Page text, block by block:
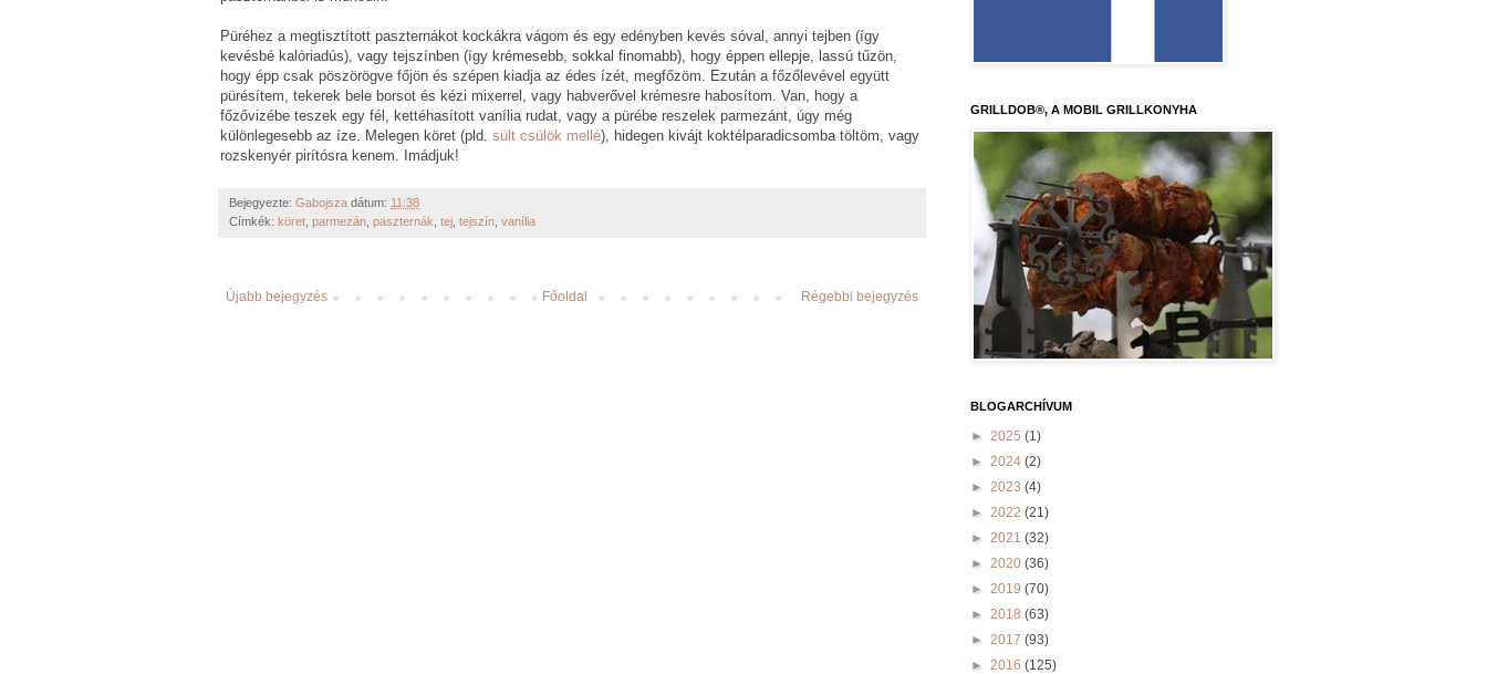
Püréhez a megtisztított paszternákot kockákra vágom és egy edényben kevés sóval, annyi tejben (így
kevésbé kalóriadús), vagy tejszínben (így krémesebb, sokkal finomabb), hogy éppen ellepje, lassú tűzön,
hogy épp csak pöszörögve főjön és szépen kiadja az édes ízét, megfőzöm. Ezután a főzőlevével együtt
pürésítem, tekerek bele borsot és kézi mixerrel, vagy habverővel krémesre habosítom. Van, hogy a
főzővizébe teszek egy fél, kettéhasított vanília rudat, vagy a pürébe reszelek parmezánt, úgy még
különlegesebb az íze. Melegen köret (pld. sült csülök mellé), hidegen kivájt koktélparadicsomba töltöm, vagy
rozskenyér pirítósra kenem. Imádjuk!
Bejegyezte: Gabojsza dátum: 11:38
Címkék: köret parmezán paszternák tej tejszín vanília
Újabb bejegyzés Régebbi bejegyzés
Főoldal
GRILLDOB®, A MOBIL GRILLKONYHA
BLOGARCHÍVUM
► 2025 (1)
► 2024 (2)
► 2023 (4)
► 2022 (21)
► 2021 (32)
► 2020 (36)
► 2019 (70)
► 2018 (63)
► 2017 (93)
► 2016 (125)